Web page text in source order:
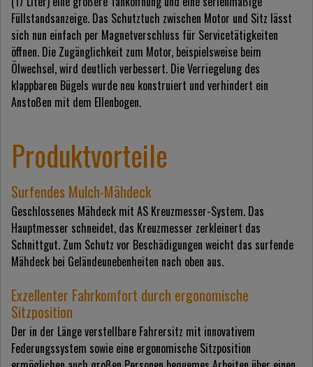
Füllstandsanzeige. Das Schutztuch zwischen Motor und Sitz lässt
sich nun einfach per Magnetverschluss für Servicetätigkeiten
öffnen. Die Zugänglichkeit zum Motor, beispielsweise beim
Ölwechsel, wird deutlich verbessert. Die Verriegelung des
klappbaren Bügels wurde neu konstruiert und verhindert ein
Anstoßen mit dem Ellenbogen.
Produktvorteile
Surfendes Mulch-Mähdeck
Geschlossenes Mähdeck mit AS Kreuzmesser-System. Das
Hauptmesser schneidet, das Kreuzmesser zerkleinert das
Schnittgut. Zum Schutz vor Beschädigungen weicht das surfende
Mähdeck bei Geländeunebenheiten nach oben aus.
Exzellenter Fahrkomfort durch ergonomische
Sitzposition
Der in der Länge verstellbare Fahrersitz mit innovativem
Federungssystem sowie eine ergonomische Sitzposition